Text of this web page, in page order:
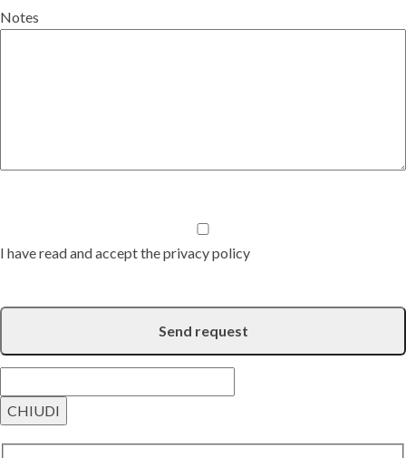
Notes
I have read and accept the privacy policy
CHIUDI